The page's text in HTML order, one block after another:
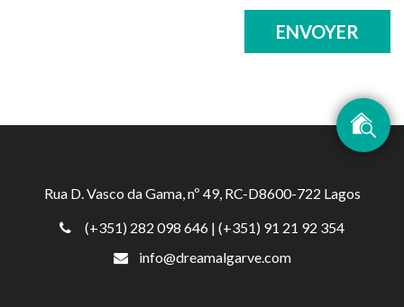
ENVOYER
Rua D. Vasco da Gama, nº 49, RC-D8600-722 Lagos
(+351) 282 098 646 | (+351) 91 21 92 354
info@dreamalgarve.com